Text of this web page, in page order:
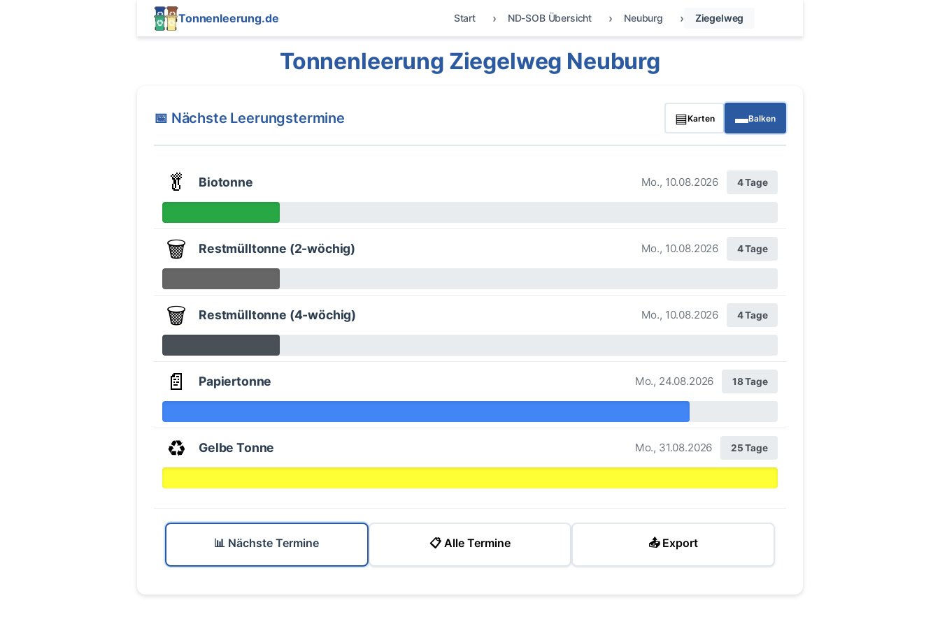
Tonnenleerung.de Start ND-SOB Übersicht Neuburg Ziegelweg
Tonnenleerung Ziegelweg Neuburg
📅 Nächste Leerungstermine ▤Karten ▬Balken
🥬 Biotonne Mo., 10.08.2026 4 Tage
🗑️ Restmülltonne (2-wöchig) Mo., 10.08.2026 4 Tage
🗑️ Restmülltonne (4-wöchig) Mo., 10.08.2026 4 Tage
📄 Papiertonne Mo., 24.08.2026 18 Tage
♻️ Gelbe Tonne Mo., 31.08.2026 25 Tage
📊 Nächste Termine 📋 Alle Termine 📤 Export